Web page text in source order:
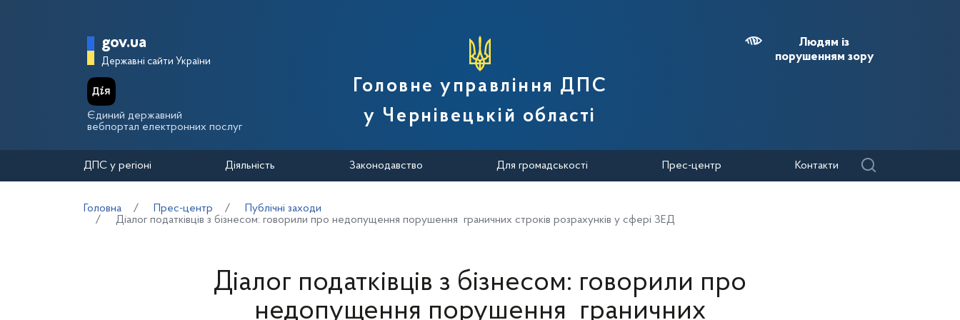
Головна сторінка Державної податкової служби України
gov.ua
Державні сайти України
Єдиний державний
вебпортал електронних послуг
Головне управління ДПС
у Чернівецькій області
Людям із
порушенням зору
ДПС у регіоні Діяльність Законодавство Для громадськості Прес-центр Контакти
Головна Прес-центр
Публічні заходи
Діалог податківців з бізнесом: говорили про недопущення порушення граничних строків розрахунків у сфері ЗЕД
Діалог податківців з бізнесом: говорили про
недопущення порушення граничних